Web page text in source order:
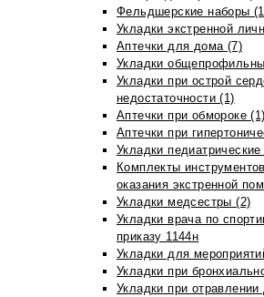
Фельдшерские наборы
Укладки экстренной
Аптечки для дома (7)
Укладки
Укладки при острой
недостаточности (1)
Аптечки при обмороке (1)
Аптечки при
Укладки педиатрические
Комплекты
оказания экстренной
Укладки медсестры (2)
Укладки врача по
приказу 1144н
Укладки для
Укладки при
Укладки при